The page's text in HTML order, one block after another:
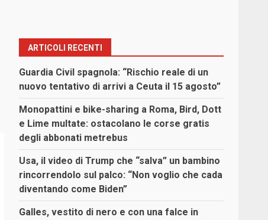
ARTICOLI RECENTI
Guardia Civil spagnola: “Rischio reale di un
nuovo tentativo di arrivi a Ceuta il 15 agosto”
Monopattini e bike-sharing a Roma, Bird, Dott
e Lime multate: ostacolano le corse gratis
degli abbonati metrebus
Usa, il video di Trump che “salva” un bambino
rincorrendolo sul palco: “Non voglio che cada
diventando come Biden”
Galles, vestito di nero e con una falce in